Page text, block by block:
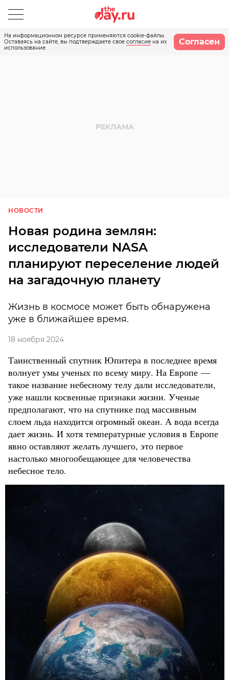
На информационном ресурсе применяются cookie-файлы.
Оставаясь на сайте, вы подтверждаете свое согласие на их
использование.
Согласен
НОВОСТИ
Новая родина землян:
исследователи NASA
планируют переселение людей
на загадочную планету
Жизнь в космосе может быть обнаружена
уже в ближайшее время.
18 ноября 2024
Таинственный спутник Юпитера в последнее время
волнует умы ученых по всему миру. На Европе —
такое название небесному телу дали исследователи,
уже нашли косвенные признаки жизни. Ученые
предполагают, что на спутнике под массивным
слоем льда находится огромный океан. А вода всегда
дает жизнь. И хотя температурные условия в Европе
явно оставляют желать лучшего, это первое
настолько многообещающее для человечества
небесное тело.